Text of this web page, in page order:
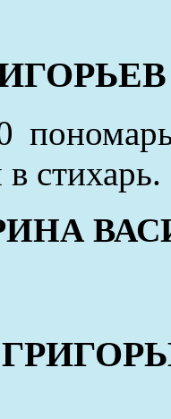
стихарь.